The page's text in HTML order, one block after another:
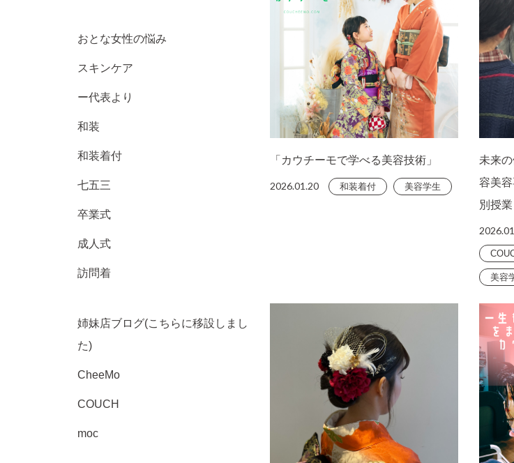
おとな女性の悩み
スキンケア
ー代表より
和装
和装着付
七五三
卒業式
成人式
訪問着
姉妹店ブログ(こちらに移設しまし
た)
CheeMo
COUCH
moc
「カウチーモで学べる美容技術」
2026.01.20 和装着付 美容学生
未来
容美
別授
美容